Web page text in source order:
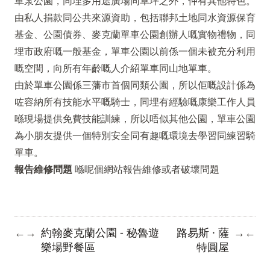
由私人捐款同公共來源資助，包括聯邦土地同水資源保育
基金、公園債券、麥克蘭單車公園創辦人嘅實物禮物，同
埋市政府嘅一般基金，單車公園以前係一個未被充分利用
嘅空間，向所有年齡嘅人介紹單車同山地單車。
由於單車公園係三藩市首個同類公園，所以佢嘅設計係為
咗容納所有技能水平嘅騎士，同埋有經驗嘅康樂工作人員
喺現場提供免費技能訓練，所以唔似其他公園，單車公園
為小朋友提供一個特別安全同有趣嘅環境去學習同練習騎
單車。
報告維修問題 喺呢個網站報告維修或者破壞問題
← → 約翰麥克蘭公園 - 秘魯遊
樂場野餐區
路易斯 · 薩
特圓屋
→ ←